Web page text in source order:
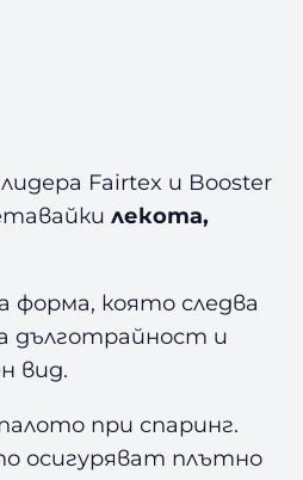
Fairtex и Booster
лекота,
форма, която следва
дълготрайност и
вид.
при спаринг.
осигуряват плътно